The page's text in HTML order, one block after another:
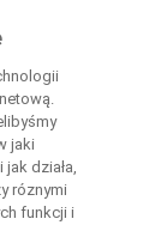
jaki
działa,
róznymi
funkcji i